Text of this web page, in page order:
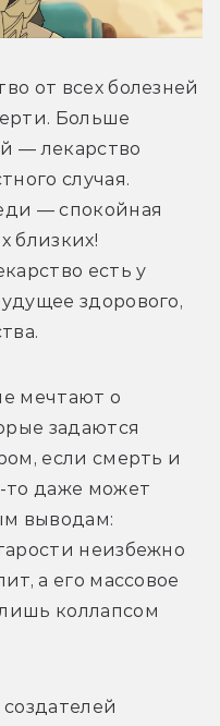
от всех болезней
Больше
— лекарство
случая.
— спокойная
близких!
есть у
здорового,
мечтают о
задаются
если смерть и
то даже может
выводам:
неизбежно
а его массовое
коллапсом